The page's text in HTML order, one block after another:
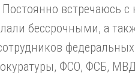
Постоянно встречаюсь
бессрочными, а
ФСО, ФСБ,